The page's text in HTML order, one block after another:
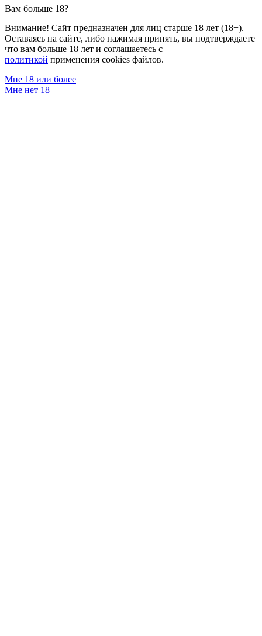
Вам больше 18?
Внимание! Сайт предназначен для лиц старше 18 лет (18+).
Оставаясь на сайте, либо нажимая принять, вы подтверждаете
что вам больше 18 лет и соглашаетесь с
политикой применения cookies файлов.
Мне 18 или более
Мне нет 18